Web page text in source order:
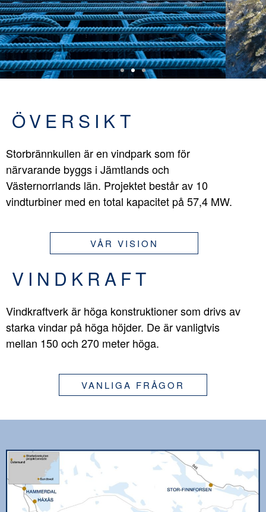
ÖVERSIKT
Storbrännkullen är en vindpark som för
närvarande byggs i Jämtlands och
Västernorrlands län. Projektet består av 10
vindturbiner med en total kapacitet på 57,4 MW.
VÅR VISION
VINDKRAFT
Vindkraftverk är höga konstruktioner som drivs av
starka vindar på höga höjder. De är vanligtvis
mellan 150 och 270 meter höga.
VANLIGA FRÅGOR